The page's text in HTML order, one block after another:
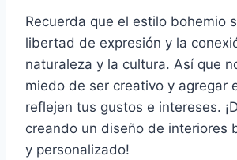
Recuerda que el estilo bohemio
libertad de expresión y la
naturaleza y la cultura. Así que
miedo de ser creativo y agregar
reflejen tus gustos e intereses.
creando un diseño de interiores
y personalizado!